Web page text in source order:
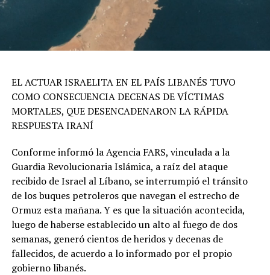
EL ACTUAR ISRAELITA EN EL PAÍS LIBANÉS TUVO
COMO CONSECUENCIA DECENAS DE VÍCTIMAS
MORTALES, QUE DESENCADENARON LA RÁPIDA
RESPUESTA IRANÍ
Conforme informó la Agencia FARS, vinculada a la
Guardia Revolucionaria Islámica, a raíz del ataque
recibido de Israel al Líbano, se interrumpió el tránsito
de los buques petroleros que navegan el estrecho de
Ormuz esta mañana. Y es que la situación acontecida,
luego de haberse establecido un alto al fuego de dos
semanas, generó cientos de heridos y decenas de
fallecidos, de acuerdo a lo informado por el propio
gobierno libanés.